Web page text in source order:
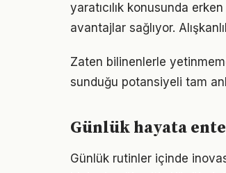
yaratıcılık konusunda
avantajlar sağlıyor.
Zaten bilinenlerle
sunduğu potansiyeli tam
Günlük hayata
Günlük rutinler içinde